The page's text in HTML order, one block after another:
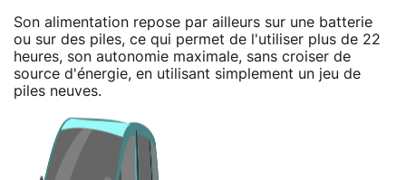
Son alimentation repose par ailleurs sur une batterie
ou sur des piles, ce qui permet de l'utiliser plus de 22
heures, son autonomie maximale, sans croiser de
source d'énergie, en utilisant simplement un jeu de
piles neuves.